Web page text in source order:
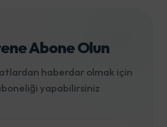
Abone Olun
haberdar olmak için
yapabilirsiniz